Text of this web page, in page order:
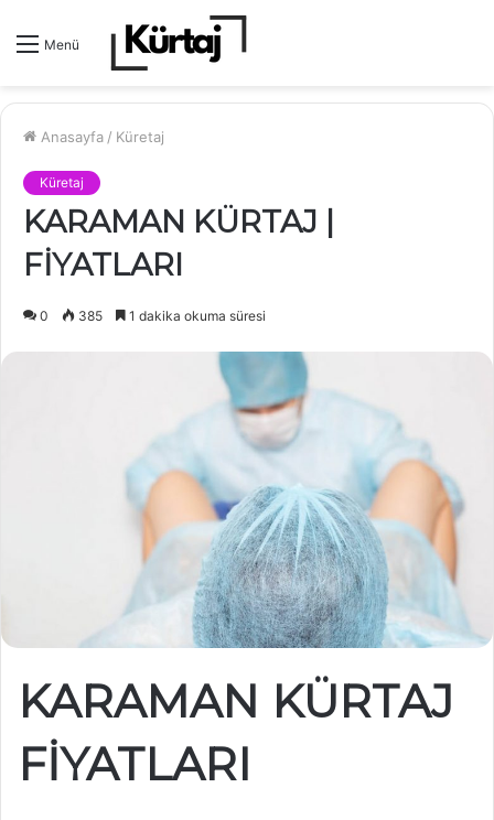
Menü
Anasayfa / Küretaj
Küretaj
KARAMAN KÜRTAJ |
FİYATLARI
0 385 1 dakika okuma süresi
KARAMAN KÜRTAJ
FİYATLARI